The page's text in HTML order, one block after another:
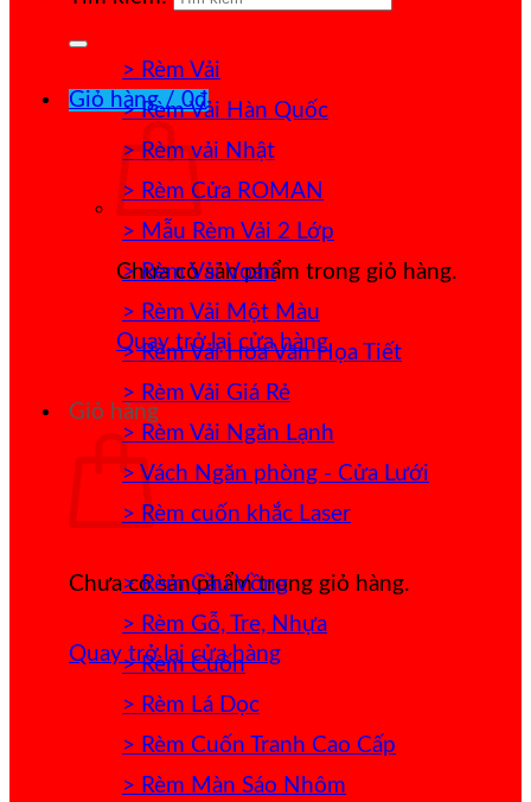
Giỏ hàng /0₫
Chưa có sản phẩm trong giỏ hàng.
Quay trở lại cửa hàng
Giỏ hàng
Chưa có sản phẩm trong giỏ hàng.
Quay trở lại cửa hàng
> Rèm Vải
> Rèm Vải Hàn Quốc
> Rèm vải Nhật
> Rèm Cửa ROMAN
> Mẫu Rèm Vải 2 Lớp
> Rèm Vải Voan
> Rèm Vải Một Màu
> Rèm Vải Hoa Văn Họa Tiết
> Rèm Vải Giá Rẻ
> Rèm Vải Ngăn Lạnh
> Vách Ngăn phòng - Cửa Lưới
> Rèm cuốn khắc Laser
> Rèm Cầu Vồng
> Rèm Gỗ, Tre, Nhựa
> Rèm Cuốn
> Rèm Lá Dọc
> Rèm Cuốn Tranh Cao Cấp
> Rèm Màn Sáo Nhôm